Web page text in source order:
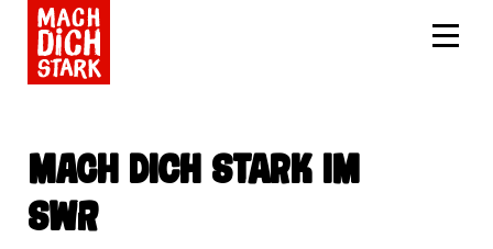
MACH DICH STARK im
SWR